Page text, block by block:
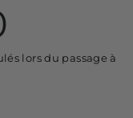
lors du passage à